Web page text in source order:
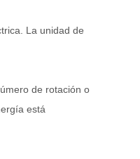
La unidad de
de rotación o
está